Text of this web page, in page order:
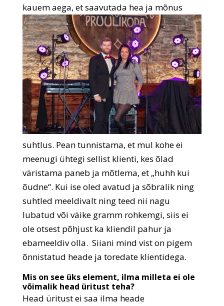
kauem aega, etsaavutada hea ja mõnus
suhtlus. Pean tunnistama, et mul kohe ei
meenugi ühtegi sellist klienti, kes õlad
väristama paneb ja mõtlema, et „huhh kui
õudne“. Kui ise oled avatud ja sõbralik ning
suhtled meeldivalt ning teed nii nagu
lubatud või väike gramm rohkemgi, siis ei
ole otsest põhjust ka kliendil pahur ja
ebameeldiv olla. Siiani mind vist on pigem
õnnistatud heade ja toredate klientidega.
Mis on see üks element, ilma milleta ei ole
võimalik head üritust teha?
Head üritust ei saa ilma heade